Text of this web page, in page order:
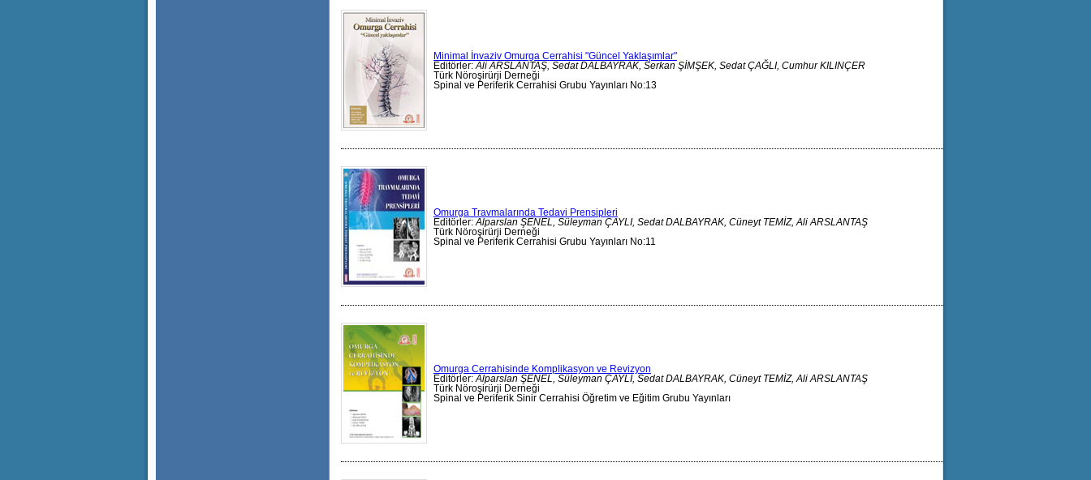
Minimal İnvaziv Omurga Cerrahisi "Güncel Yaklaşımlar"
Editörler: Ali ARSLANTAŞ, Sedat DALBAYRAK, Serkan ŞİMŞEK, Sedat ÇAĞLI, Cumhur KILINÇER
Türk Nöroşirürji Derneği
Spinal ve Periferik Cerrahisi Grubu Yayınları No:13
Omurga Travmalarında Tedavi Prensipleri
Editörler: Alparslan ŞENEL, Süleyman ÇAYLI, Sedat DALBAYRAK, Cüneyt TEMİZ, Ali ARSLANTAŞ
Türk Nöroşirürji Derneği
Spinal ve Periferik Cerrahisi Grubu Yayınları No:11
Omurga Cerrahisinde Komplikasyon ve Revizyon
Editörler: Alparslan ŞENEL, Süleyman ÇAYLI, Sedat DALBAYRAK, Cüneyt TEMİZ, Ali ARSLANTAŞ
Türk Nöroşirürji Derneği
Spinal ve Periferik Sinir Cerrahisi Öğretim ve Eğitim Grubu Yayınları